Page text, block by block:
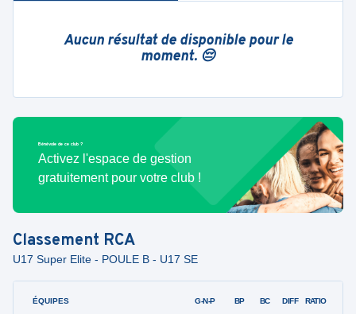
Aucun résultat de disponible pour le
moment. 😔
Bénévole de ce club ?
Activez l'espace de gestion
gratuitement pour votre club !
Classement RCA
U17 Super Elite - POULE B - U17 SE
ÉQUIPES G-N-P BP BC DIFF RATIO